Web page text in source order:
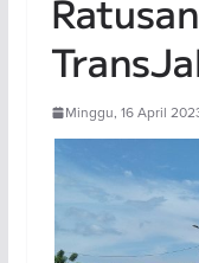
Minggu, 16 April